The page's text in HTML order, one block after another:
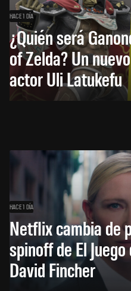
HACE 1 DÍA
¿Quién será
of Zelda? Un
actor Uli Latukefu
HACE 1 DÍA
Netflix cambia de
spinoff de El
David Fincher